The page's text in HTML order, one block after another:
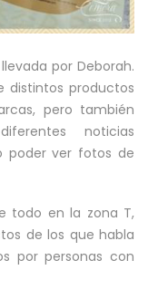
por Deborah.
distintos productos
pero también
noticias
poder ver fotos de
todo en la zona T,
de los que habla
por personas con